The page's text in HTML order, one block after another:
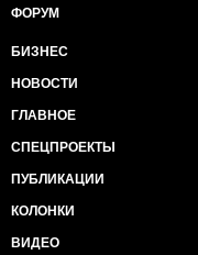
ФОРУМ
БИЗНЕС
НОВОСТИ
ГЛАВНОЕ
СПЕЦПРОЕКТЫ
ПУБЛИКАЦИИ
КОЛОНКИ
ВИДЕО